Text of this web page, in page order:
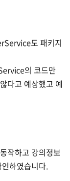
도 패키지
의 코드만
다고 예상했고 예
작하고 강의정보
하였습니다.